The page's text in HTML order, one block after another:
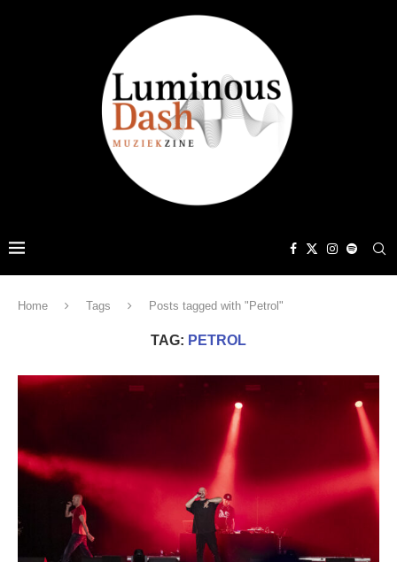
Home Tags Posts tagged with "Petrol"
TAG: PETROL